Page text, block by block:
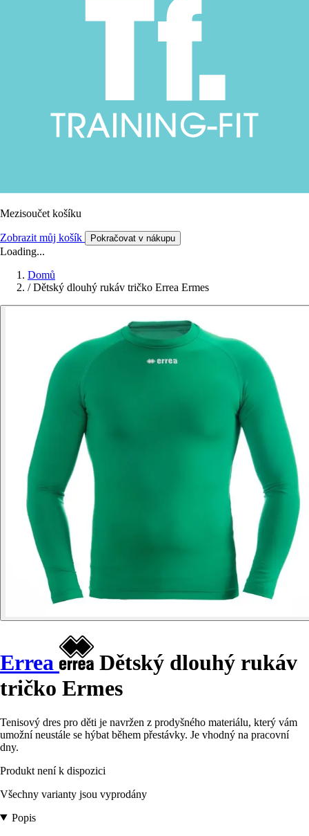
Mezisoučet košíku
Zobrazit můj košík Pokračovat v nákupu
Loading...
Domů
/ Dětský dlouhý rukáv tričko Errea Ermes
Errea
Dětský dlouhý rukáv
tričko Ermes
Tenisový dres pro děti je navržen z prodyšného materiálu, který vám
umožní neustále se hýbat během přestávky. Je vhodný na pracovní
dny.
Produkt není k dispozici
Všechny varianty jsou vyprodány
Popis